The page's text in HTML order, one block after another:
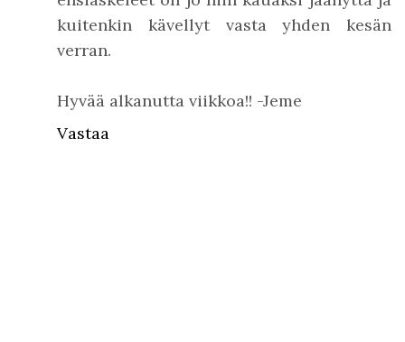
kuitenkin kävellyt vasta yhden kesän
verran.
Hyvää alkanutta viikkoa!! -Jeme
Vastaa